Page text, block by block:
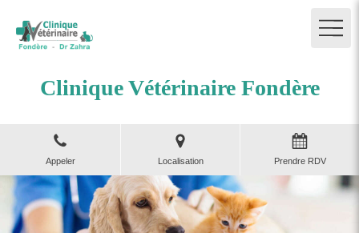
Clinique Vétérinaire Fondère
Appeler Localisation Prendre RDV